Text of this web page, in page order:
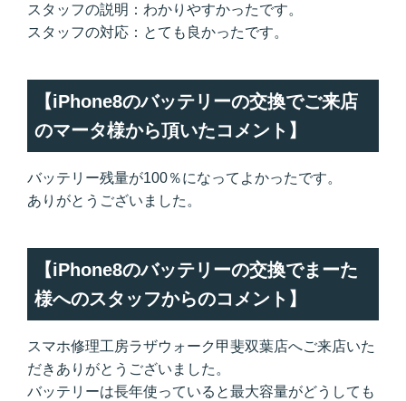
スタッフの説明：わかりやすかったです。
スタッフの対応：とても良かったです。
【iPhone8のバッテリーの交換でご来店
のマータ様から頂いたコメント】
バッテリー残量が100％になってよかったです。
ありがとうございました。
【iPhone8のバッテリーの交換でまーた
様へのスタッフからのコメント】
スマホ修理工房ラザウォーク甲斐双葉店へご来店いた
だきありがとうございました。
バッテリーは長年使っていると最大容量がどうしても